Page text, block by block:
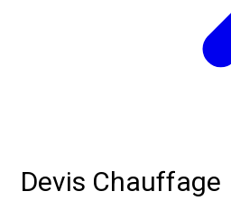
Devis Chauffage